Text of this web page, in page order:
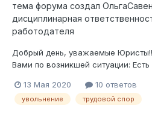
тема форума создал
дисциплинарная
работодателя
Добрый день, уважаемые
Вами по возникшей ситуации:
физ.лицо (1%). Директор ТОО "А"
урегулировать не удалось:
13 Мая 2020 10 ответов
увольнение трудовой спор